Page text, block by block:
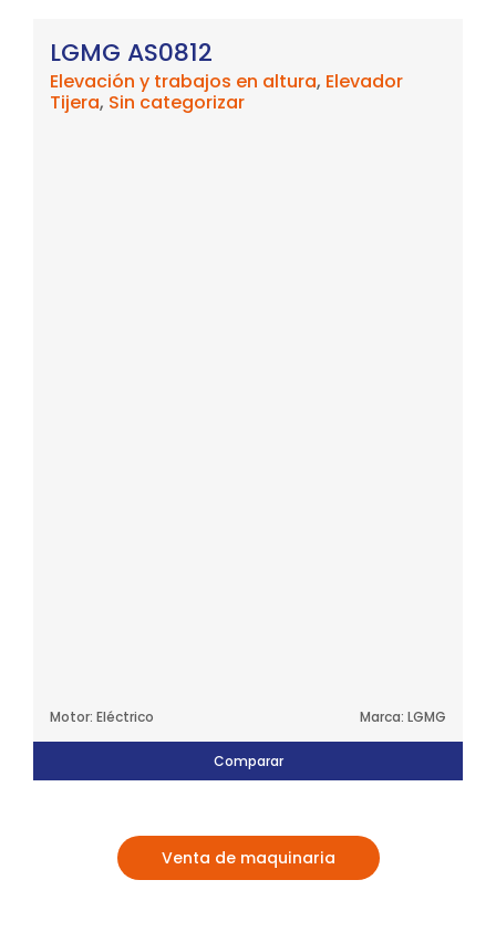
LGMG AS0812
Elevación y trabajos en altura, Elevador
Tijera, Sin categorizar
Motor: Eléctrico Marca: LGMG
Comparar
Venta de maquinaria